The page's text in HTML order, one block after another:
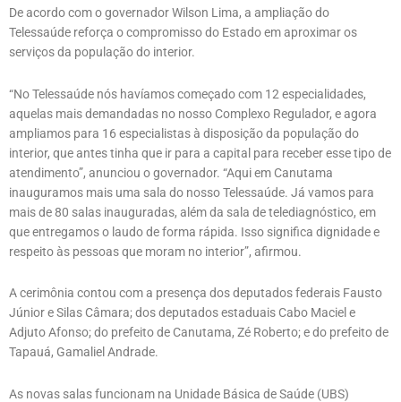
De acordo com o governador Wilson Lima, a ampliação do
Telessaúde reforça o compromisso do Estado em aproximar os
serviços da população do interior.
“No Telessaúde nós havíamos começado com 12 especialidades,
aquelas mais demandadas no nosso Complexo Regulador, e agora
ampliamos para 16 especialistas à disposição da população do
interior, que antes tinha que ir para a capital para receber esse tipo de
atendimento”, anunciou o governador. “Aqui em Canutama
inauguramos mais uma sala do nosso Telessaúde. Já vamos para
mais de 80 salas inauguradas, além da sala de telediagnóstico, em
que entregamos o laudo de forma rápida. Isso significa dignidade e
respeito às pessoas que moram no interior”, afirmou.
A cerimônia contou com a presença dos deputados federais Fausto
Júnior e Silas Câmara; dos deputados estaduais Cabo Maciel e
Adjuto Afonso; do prefeito de Canutama, Zé Roberto; e do prefeito de
Tapauá, Gamaliel Andrade.
As novas salas funcionam na Unidade Básica de Saúde (UBS)